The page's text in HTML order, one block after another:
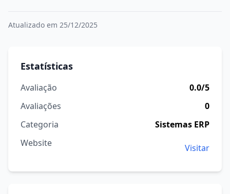
Atualizado em 25/12/2025
Estatísticas
Avaliação
0.0/5
Avaliações
0
Categoria
Sistemas ERP
Website
Visitar